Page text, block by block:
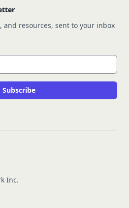
and resources, sent to your inbox
Subscribe
Inc.